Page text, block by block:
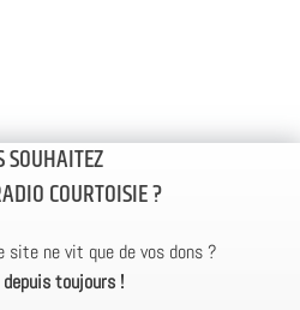
SOUHAITEZ
COURTOISIE ?
site ne vit que de vos dons ?
depuis toujours !